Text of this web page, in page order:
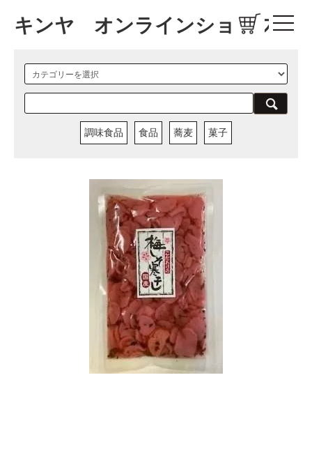
キンヤ オンラインショップ
調味食品 食品 蕎麦 菓子